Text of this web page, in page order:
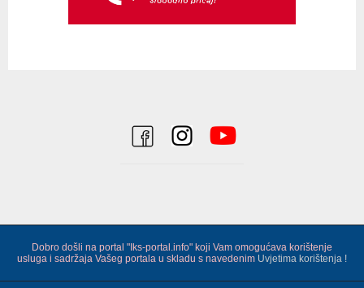
Dobro došli na portal "Iks-portal.info" koji Vam omogućava korištenje
usluga i sadržaja Vašeg portala u skladu s navedenim Uvjetima korištenja !